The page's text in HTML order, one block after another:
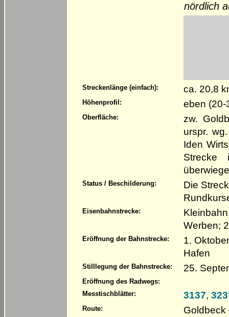
nördlich
Streckenlänge (einfach): ca. 20,8
Höhenprofil: eben (20-
Oberfläche:
zw.
urspr.
Iden
Strecke
Status / Beschilderung:
Die
Eisenbahnstrecke:
Werben;
Eröffnung der Bahnstrecke:
1.
Hafen
Stilllegung der Bahnstrecke: 25.
Eröffnung des Radwegs:
Messtischblätter:
3137,
Route: Goldbeck